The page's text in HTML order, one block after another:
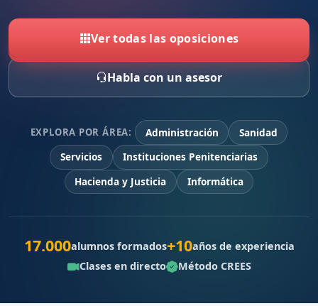
Ver todas las oposiciones
Habla con un asesor
EXPLORA POR ÁREA: Administración
Sanidad
Servicios
Instituciones Penitenciarias
Hacienda y Justicia
Informática
17.000alumnos formados+10años de experiencia
Clases en directo
Método CREES